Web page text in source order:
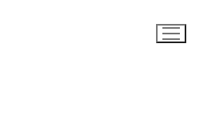
İşleri Nasıl